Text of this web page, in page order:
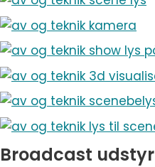
Broadcast udstyr